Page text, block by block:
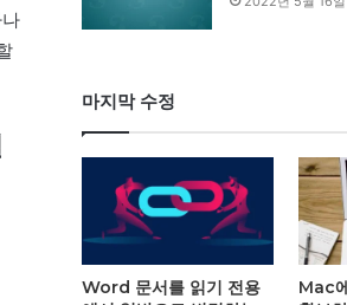
마지막 수정
Word 문서를 읽기 전용
Mac